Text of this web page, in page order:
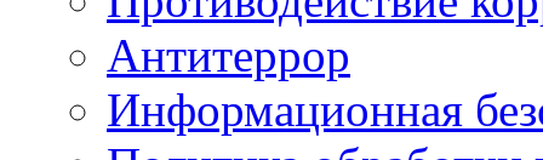
Антитеррор
Информационная